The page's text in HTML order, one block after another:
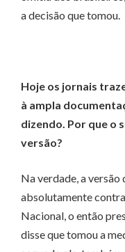
a decisão que tomou.
Hoje os jornais
à ampla
dizendo. Por que o
versão?
Na verdade, a versão
absolutamente
Nacional, o então
disse que tomou a